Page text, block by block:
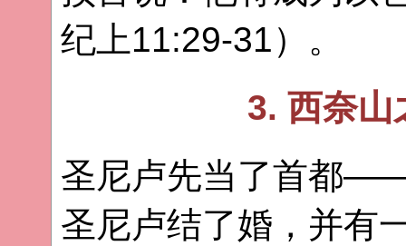
纪上11:29-31）。
3. 西奈山
圣尼卢先当了首都
圣尼卢结了婚，并有